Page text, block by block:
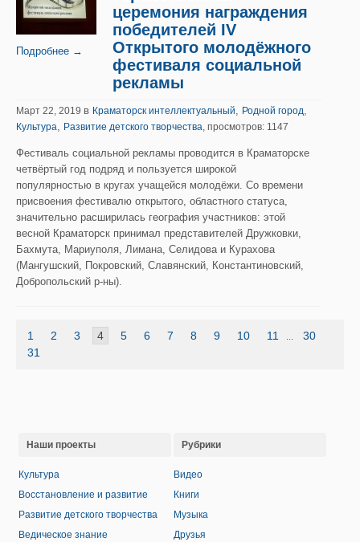
Подробнее →
церемония награждения
победителей IV
Открытого молодёжного
фестиваля социальной
рекламы
Март 22, 2019 в Краматорск интеллектуальный, Родной город,
Культура, Развитие детского творчества, просмотров: 1147
Фестиваль социальной рекламы проводится в Краматорске
четвёртый год подряд и пользуется широкой
популярностью в кругах учащейся молодёжи. Со времени
присвоения фестивалю открытого, областного статуса,
значительно расширилась география участников: этой
весной Краматорск принимал представителей Дружковки,
Бахмута, Мариуполя, Лимана, Селидова и Курахова
(Мангушский, Покровский, Славянский, Константиновский,
Добропольский р-ны).
1 2 3 4 5 6 7 8 9 10 11
30
31
Наши проекты
Культура
Восстановление и развитие
Развитие детского творчества
Ведическое знание
Рубрики
Видео
Книги
Музыка
Друзья